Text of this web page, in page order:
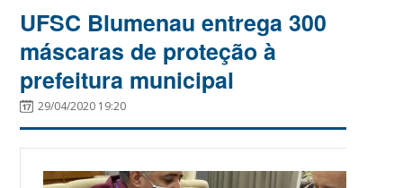
UFSC Blumenau entrega 300
máscaras de proteção à
prefeitura municipal
29/04/2020 19:20